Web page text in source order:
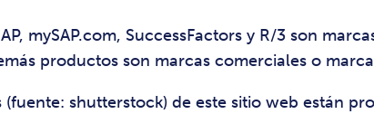
mySAP.com, SuccessFactors y R/3 son
productos son marcas comerciales o
(fuente: shutterstock) de este sitio web están